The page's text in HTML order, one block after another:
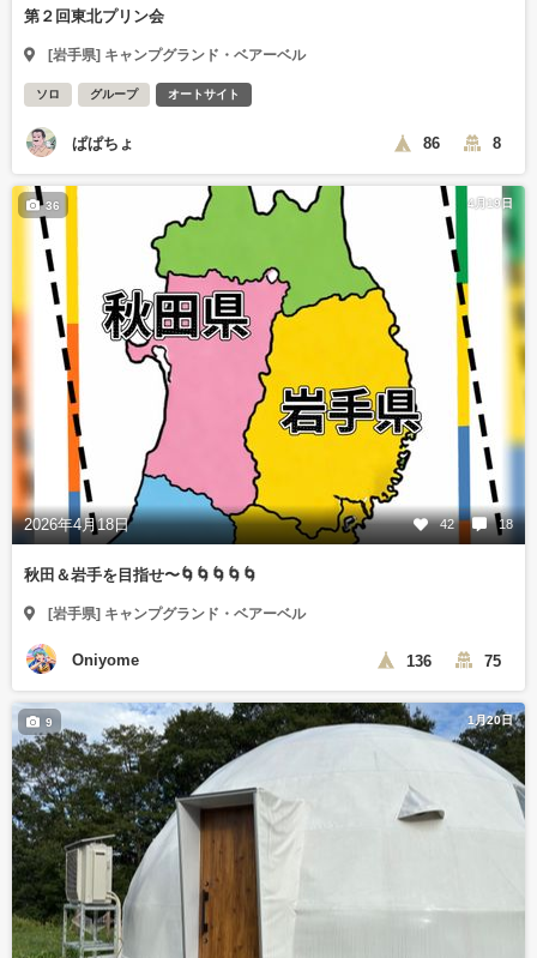
第２回東北プリン会
[岩手県] キャンプグランド・ベアーベル
ソロ グループ オートサイト
ぱぱちょ 86 8
4月19日
2026年4月18日 42 18
36
秋田＆岩手を目指せ〜🌀🌀🌀🌀🌀
[岩手県] キャンプグランド・ベアーベル
Oniyome 136 75
1月20日
9